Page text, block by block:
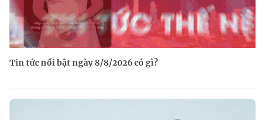
Tin tức nổi bật ngày 8/8/2026 có gì?